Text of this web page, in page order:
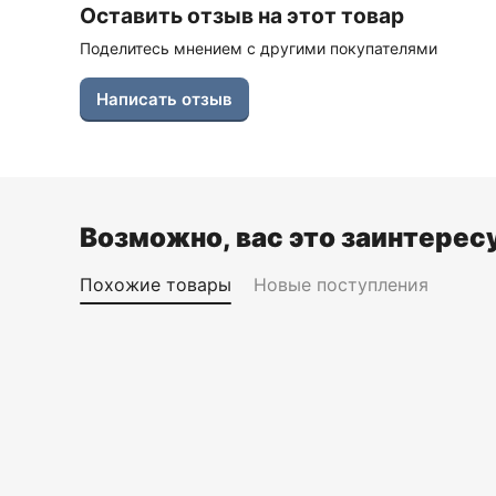
Оставить отзыв на этот товар
Поделитесь мнением с другими покупателями
Написать отзыв
Возможно, вас это
Похожие товары Новые поступления